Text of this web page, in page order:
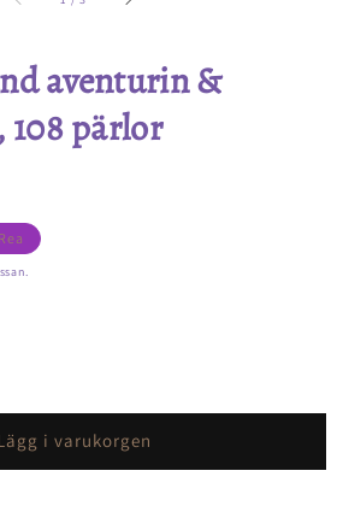
aventurin &
108 pärlor
Rea
i varukorgen